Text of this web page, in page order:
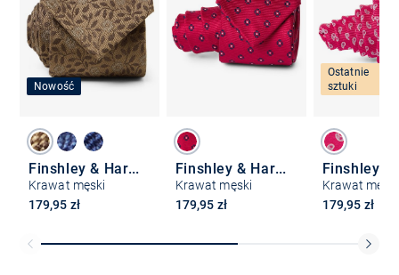
Nowość
Finshley & Harding
Krawat męski
179,95 zł
Finshley & Harding
Krawat męski
179,95 zł
Ostatnie
sztuki
Krawat męski
179,95 zł